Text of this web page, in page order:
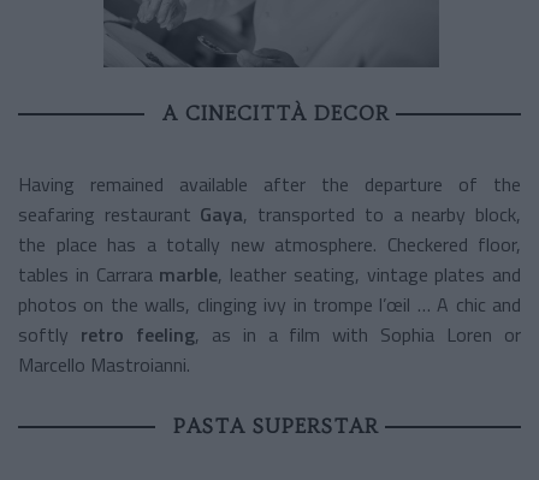
A CINECITTÀ DECOR
Having remained available after the departure of the
seafaring restaurant Gaya, transported to a nearby block,
the place has a totally new atmosphere. Checkered floor,
tables in Carrara marble, leather seating, vintage plates and
photos on the walls, clinging ivy in trompe l’œil … A chic and
softly retro feeling, as in a film with Sophia Loren or
Marcello Mastroianni.
PASTA SUPERSTAR